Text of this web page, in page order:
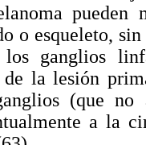
pueden
o esqueleto,
los ganglios
de la lesión
(que no
a la